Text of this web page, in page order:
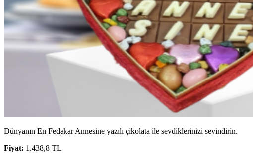
Dünyanın En Fedakar Annesine yazılı çikolata ile sevdiklerinizi sevindirin.
Fiyat: 1.438,8 TL